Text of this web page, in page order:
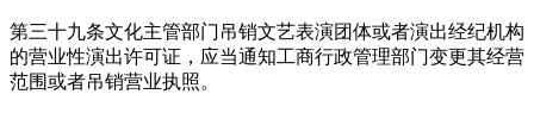
第三十九条文化主管部门吊销文艺表演团体或者演出经纪机构
的营业性演出许可证，应当通知工商行政管理部门变更其经营
范围或者吊销营业执照。